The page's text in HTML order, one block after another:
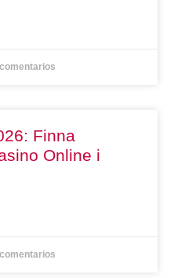
Finna
Online i